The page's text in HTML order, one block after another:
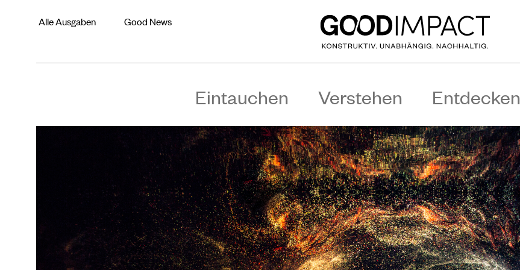
Alle Ausgaben Good News
Eintauchen Verstehen Entdecken